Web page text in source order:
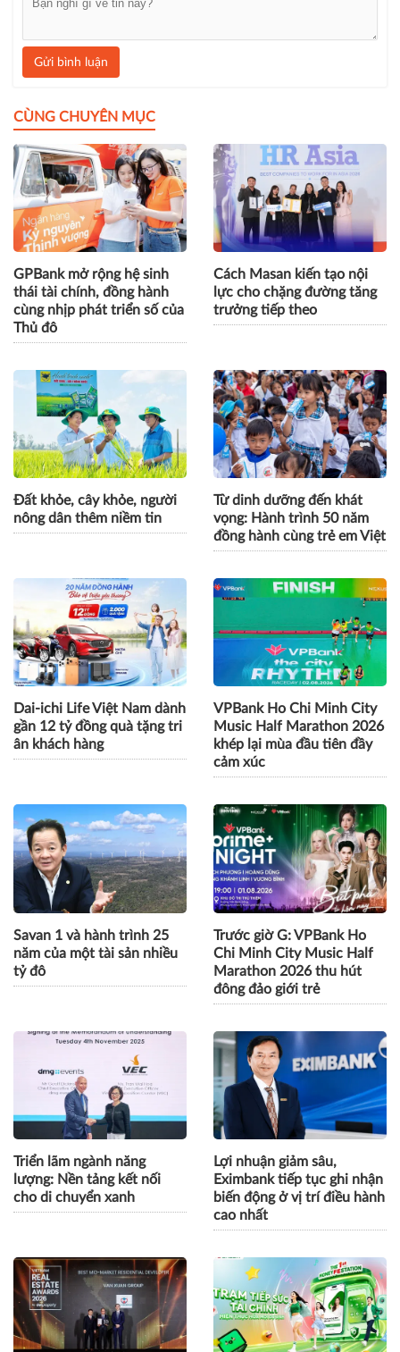
Gửi bình luận
CÙNG CHUYÊN MỤC
GPBank mở rộng hệ sinh
thái tài chính, đồng hành
cùng nhịp phát triển số của
Thủ đô
Cách Masan kiến tạo nội
lực cho chặng đường tăng
trưởng tiếp theo
Đất khỏe, cây khỏe, người
nông dân thêm niềm tin
Từ dinh dưỡng đến khát
vọng: Hành trình 50 năm
đồng hành cùng trẻ em Việt
Dai-ichi Life Việt Nam dành
gần 12 tỷ đồng quà tặng tri
ân khách hàng
VPBank Ho Chi Minh City
Music Half Marathon 2026
khép lại mùa đầu tiên đầy
cảm xúc
Savan 1 và hành trình 25
năm của một tài sản nhiều
tỷ đô
Trước giờ G: VPBank Ho
Chi Minh City Music Half
Marathon 2026 thu hút
đông đảo giới trẻ
Triển lãm ngành năng
lượng: Nền tảng kết nối
cho di chuyển xanh
Lợi nhuận giảm sâu,
Eximbank tiếp tục ghi nhận
biến động ở vị trí điều hành
cao nhất